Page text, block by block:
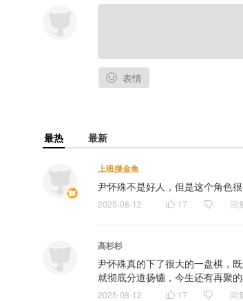
表情
最热 最新
上班摸金鱼
尹怀殊不是好人，但是这个角色
2025-08-12 17 回
高杉杉
尹怀殊真的下了很大的一盘棋，
就彻底分道扬镳，今生还有再聚
2025-08-12 17 回